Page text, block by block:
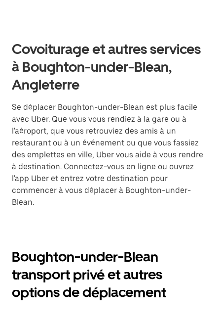
Covoiturage et autres services
à Boughton-under-Blean,
Angleterre
Se déplacer Boughton-under-Blean est plus facile
avec Uber. Que vous vous rendiez à la gare ou à
l'aéroport, que vous retrouviez des amis à un
restaurant ou à un événement ou que vous fassiez
des emplettes en ville, Uber vous aide à vous rendre
à destination. Connectez-vous en ligne ou ouvrez
l'app Uber et entrez votre destination pour
commencer à vous déplacer à Boughton-under-
Blean.
Boughton-under-Blean
transport privé et autres
options de déplacement